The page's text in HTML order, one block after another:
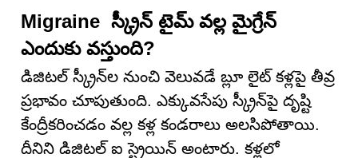
Migraine స్క్రీన్ టైమ్ వల్ల మైగ్రేన్
ఎందుకు వస్తుంది?
డిజిటల్ స్క్రీన్‌ల నుంచి వెలువడే బ్లూ లైట్ కళ్లపై తీవ్ర
ప్రభావం చూపుతుంది. ఎక్కువసేపు స్క్రీన్‌పై దృష్టి
కేంద్రీకరించడం వల్ల కళ్ల కండరాలు అలసిపోతాయి.
దీనిని డిజిటల్ ఐ స్ట్రెయిన్ అంటారు. కళ్లలో